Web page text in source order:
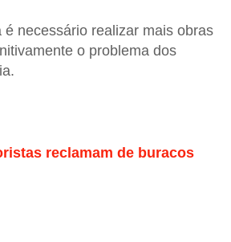
é necessário realizar mais obras
o problema dos
reclamam de buracos